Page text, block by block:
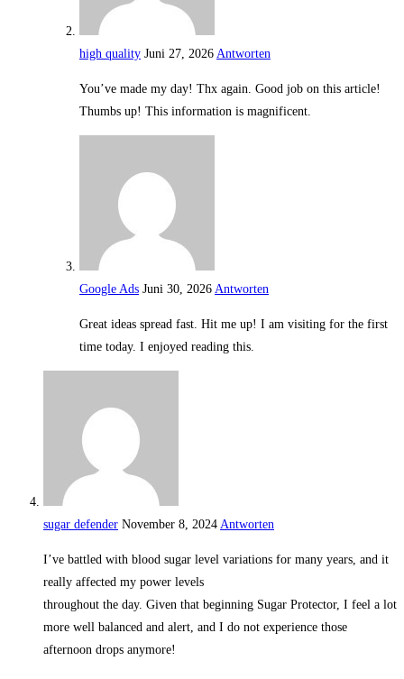
high quality Juni 27, 2026 Antworten
You’ve made my day! Thx again. Good job on this article!
Thumbs up! This information is magnificent.
Google Ads Juni 30, 2026 Antworten
Great ideas spread fast. Hit me up! I am visiting for the first
time today. I enjoyed reading this.
sugar defender November 8, 2024 Antworten
I’ve battled with blood sugar level variations for many years, and it
really affected my power levels
throughout the day. Given that beginning Sugar Protector, I feel a lot
more well balanced and alert, and I do not experience those
afternoon drops anymore!